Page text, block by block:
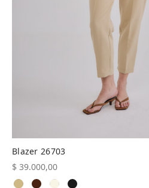
Blazer 26703
$ 39.000,00